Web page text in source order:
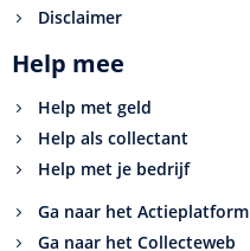
Disclaimer
Help mee
Help met geld
Help als collectant
Help met je bedrijf
Ga naar het Actieplatform
Ga naar het Collecteweb